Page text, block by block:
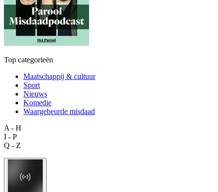
Top categorieën
Maatschappij & cultuur
Sport
Nieuws
Komedie
Waargebeurde misdaad
A - H
I - P
Q - Z